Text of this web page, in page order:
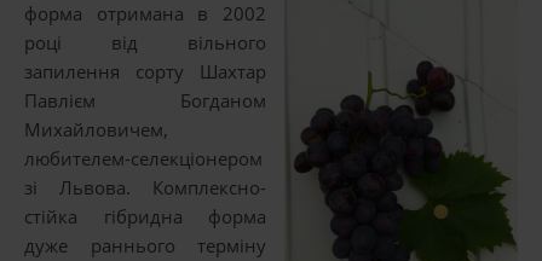
форма отримана в 2002
році від вільного
запилення сорту Шахтар
Павлієм Богданом
Михайловичем,
любителем-селекціонером
зі Львова. Комплексно-
стійка гібридна форма
дуже раннього терміну